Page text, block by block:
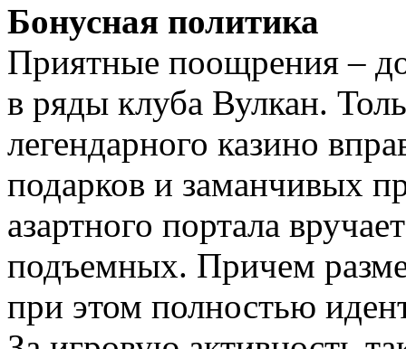
Бонусная политика
Приятные поощрения –
в ряды клуба Вулкан.
легендарного казино
подарков и заманчивых
азартного портала
подъемных. Причем
при этом полностью